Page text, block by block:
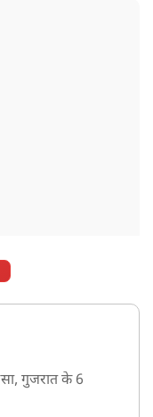
ने बताया कि मुख्य
गुजरात के 6